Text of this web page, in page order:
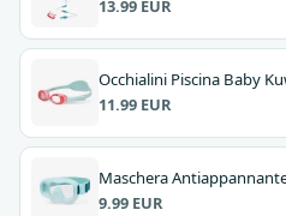
13.99 EUR
Occhialini Piscina Baby
11.99 EUR
Maschera
9.99 EUR